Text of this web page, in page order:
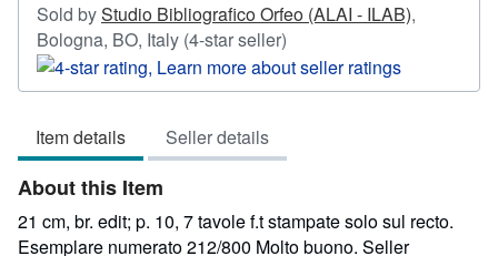
Sold byStudio Bibliografico Orfeo (ALAI - ILAB),
Bologna, BO, Italy (4-star seller)
rating
4
5
Item details Seller details
About this Item
21 cm, br. edit; p. 10, 7 tavole f.t stampate solo sul recto.
Esemplare numerato 212/800 Molto buono. Seller